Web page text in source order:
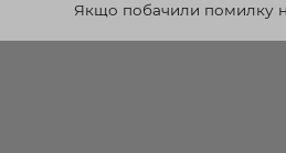
Якщо побачили помилку на